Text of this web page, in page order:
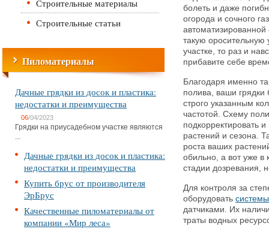
Строительные материалы
Строительные статьи
Пиломатериалы
Дачные грядки из досок и пластика:
недостатки и преимущества
06/04/2023
Грядки на приусадебном участке являются
...
Дачные грядки из досок и пластика:
недостатки и преимущества
Купить брус от производителя
ЭрБрус
Качественные пиломатериалы от
компании «Мир леса»
болеть и даже
огорода и сочного
такую оросительную
участке, то раз и
прибавите себе
Благодаря именно
полива, ваши
строго указанным
частотой. Схему
подкорректировать
растений и сезона.
роста ваших
обильно, а вот уже в
стадии дозревания,
Для контроля за
оборудовать
датчиками. Их
траты водных